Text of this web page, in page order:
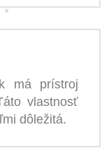
má prístroj
vlastnosť
dôležitá.